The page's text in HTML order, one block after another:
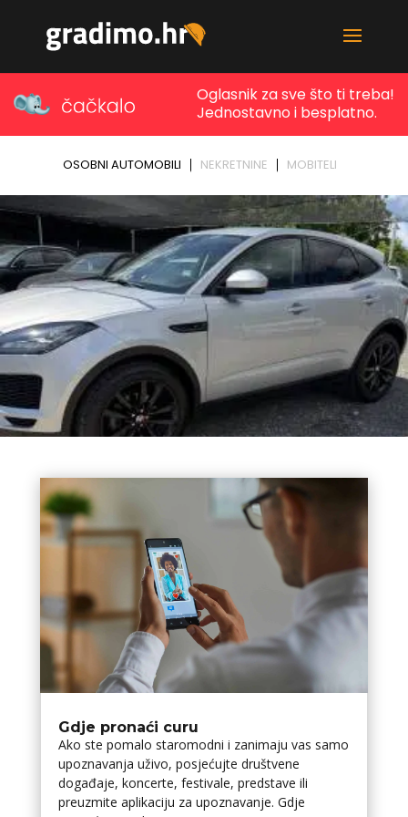
Gdje pronaći curu
Ako ste pomalo staromodni i zanimaju vas samo
upoznavanja uživo, posjećujte društvene
događaje, koncerte, festivale, predstave ili
preuzmite aplikaciju za upoznavanje. Gdje